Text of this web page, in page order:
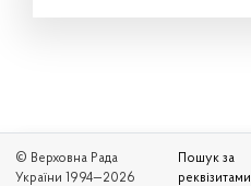
© Верховна Рада
України 1994—2026
Пошук за
реквізитами